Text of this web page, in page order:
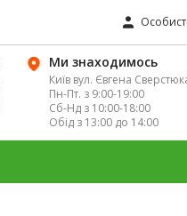
Ми знаходимось
Київ вул. Євгена
Пн-Пт. з 9:00-19:00
Сб-Нд з 10:00-18:00
Обід з 13:00 до 14:00